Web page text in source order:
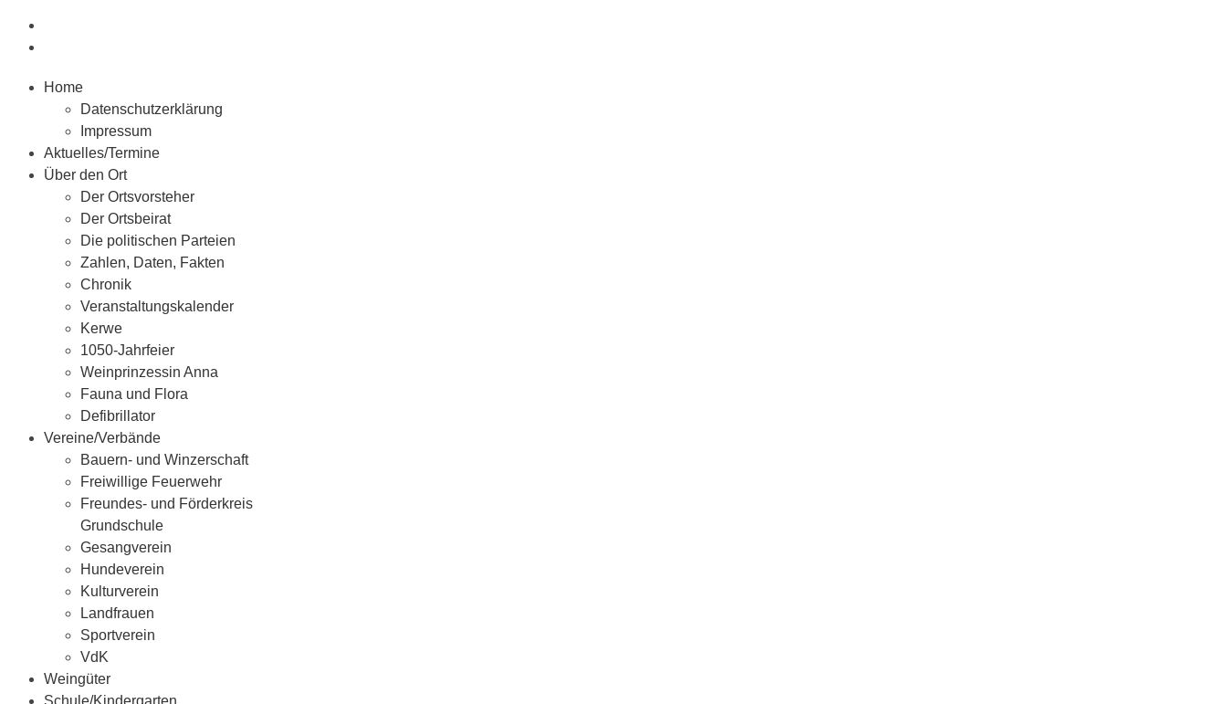
Home
Datenschutzerklärung
Impressum
Aktuelles/Termine
Über den Ort
Der Ortsvorsteher
Der Ortsbeirat
Die politischen Parteien
Zahlen, Daten, Fakten
Chronik
Veranstaltungskalender
Kerwe
1050-Jahrfeier
Weinprinzessin Anna
Fauna und Flora
Defibrillator
Vereine/Verbände
Bauern- und Winzerschaft
Freiwillige Feuerwehr
Freundes- und Förderkreis
Grundschule
Gesangverein
Hundeverein
Kulturverein
Landfrauen
Sportverein
VdK
Weingüter
Schule/Kindergarten